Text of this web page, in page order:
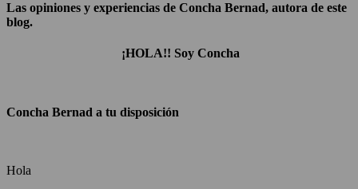
Las opiniones y experiencias de Concha Bernad, autora de este
blog.
¡HOLA!! Soy Concha
Concha Bernad a tu disposición
Hola